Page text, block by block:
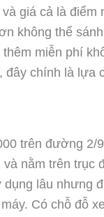
giá cả là
không thể
miễn phí
đây chính là lựa
trên đường
nằm trên trục
lâu nhưng
Có chỗ đỗ